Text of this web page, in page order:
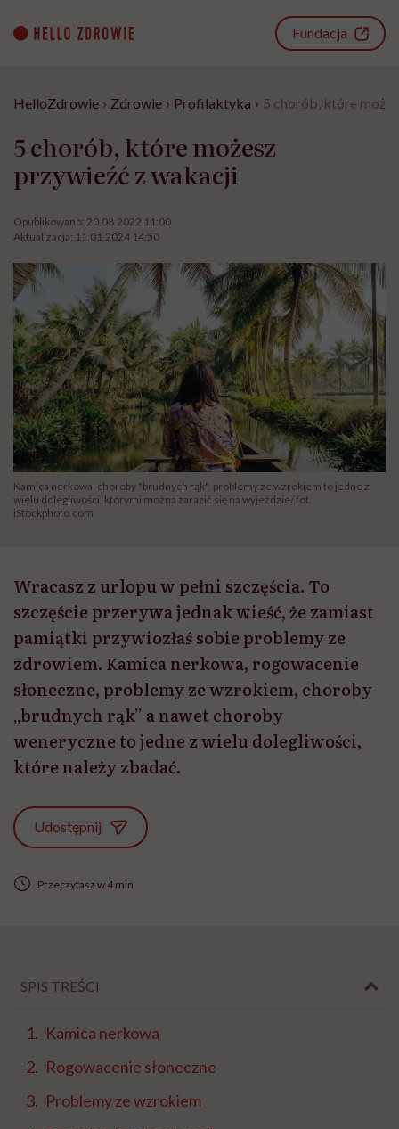
content
Fundacja
HelloZdrowie › Zdrowie › Profilaktyka › 5 chorób, które
5 chorób, które możesz
przywieźć z wakacji
Opublikowano: 20.08.2022 11:00
Aktualizacja: 11.01.2024 14:50
Kamica nerkowa, choroby "brudnych rąk", problemy ze wzrokiem to jedne z
wielu dolegliwości, którymi można zarazić się na wyjeździe/ fot.
iStockphoto.com
Wracasz z urlopu w pełni szczęścia. To
szczęście przerywa jednak wieść, że zamiast
pamiątki przywiozłaś sobie problemy ze
zdrowiem. Kamica nerkowa, rogowacenie
słoneczne, problemy ze wzrokiem, choroby
„brudnych rąk” a nawet choroby
weneryczne to jedne z wielu dolegliwości,
które należy zbadać.
Udostępnij
Przeczytasz w 4 min
SPIS TREŚCI
Kamica nerkowa
Rogowacenie słoneczne
Problemy ze wzrokiem